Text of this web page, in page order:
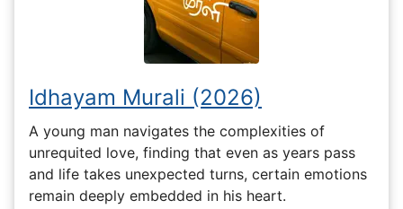
Idhayam Murali (2026)
A young man navigates the complexities of
unrequited love, finding that even as years pass
and life takes unexpected turns, certain emotions
remain deeply embedded in his heart.